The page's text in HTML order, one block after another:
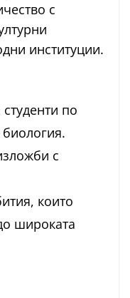
с
институции.
по
с
които
широката